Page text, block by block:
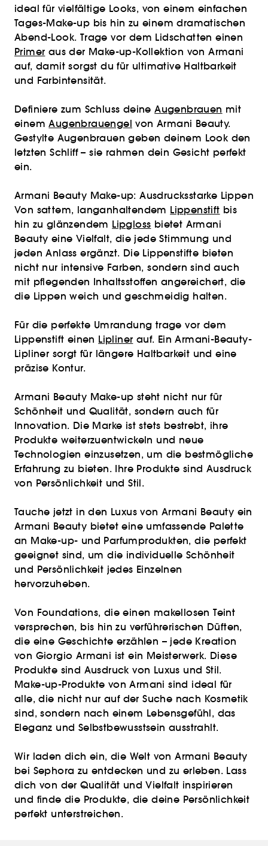
ideal für vielfältige Looks, von einem einfachen
Tages-Make-up bis hin zu einem dramatischen
Abend-Look. Trage vor dem Lidschatten einen
Primer aus der Make-up-Kollektion von Armani
auf, damit sorgst du für ultimative Haltbarkeit
und Farbintensität.
Definiere zum Schluss deineAugenbrauen mit
einemAugenbrauengel von Armani Beauty.
Gestylte Augenbrauen geben deinem Look den
letzten Schliff – sie rahmen dein Gesicht perfekt
ein.
Armani Beauty Make-up: Ausdrucksstarke Lippen
Von sattem, langanhaltendem Lippenstift bis
hin zu glänzendem Lipgloss bietet Armani
Beauty eine Vielfalt, die jede Stimmung und
jeden Anlass ergänzt. Die Lippenstifte bieten
nicht nur intensive Farben, sondern sind auch
mit pflegenden Inhaltsstoffen angereichert, die
die Lippen weich und geschmeidig halten.
Für die perfekte Umrandung trage vor dem
Lippenstift einen Lipliner auf. Ein Armani-Beauty-
Lipliner sorgt für längere Haltbarkeit und eine
präzise Kontur.
Armani Beauty Make-up steht nicht nur für
Schönheit und Qualität, sondern auch für
Innovation. Die Marke ist stets bestrebt, ihre
Produkte weiterzuentwickeln und neue
Technologien einzusetzen, um die bestmögliche
Erfahrung zu bieten. Ihre Produkte sind Ausdruck
von Persönlichkeit und Stil.
Tauche jetzt in den Luxus von Armani Beauty ein
Armani Beauty bietet eine umfassende Palette
an Make-up- und Parfumprodukten, die perfekt
geeignet sind, um die individuelle Schönheit
und Persönlichkeit jedes Einzelnen
hervorzuheben.
Von Foundations, die einen makellosen Teint
versprechen, bis hin zu verführerischen Düften,
die eine Geschichte erzählen – jede Kreation
von Giorgio Armani ist ein Meisterwerk. Diese
Produkte sind Ausdruck von Luxus und Stil.
Make-up-Produkte von Armani sind ideal für
alle, die nicht nur auf der Suche nach Kosmetik
sind, sondern nach einem Lebensgefühl, das
Eleganz und Selbstbewusstsein ausstrahlt.
Wir laden dich ein, die Welt von Armani Beauty
bei Sephora zu entdecken und zu erleben. Lass
dich von der Qualität und Vielfalt inspirieren
und finde die Produkte, die deine Persönlichkeit
perfekt unterstreichen.